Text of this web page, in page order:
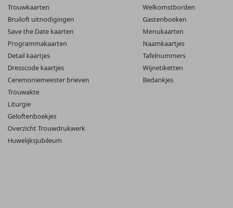
Trouwkaarten
Bruiloft uitnodigingen
Save the Date kaarten
Programmakaarten
Detail kaartjes
Dresscode kaartjes
Ceremoniemeester brieven
Trouwakte
Liturgie
Geloftenboekjes
Overzicht Trouwdrukwerk
Huwelijksjubileum
Welkomstborden
Gastenboeken
Menukaarten
Naamkaartjes
Tafelnummers
Wijnetiketten
Bedankjes